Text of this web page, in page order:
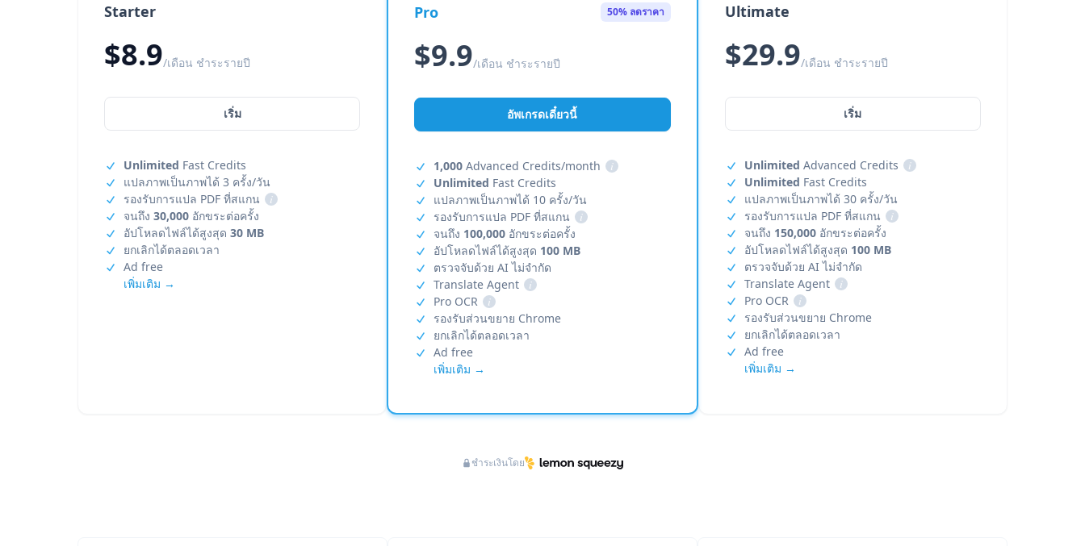
Starter
$8.9/เดือน ชำระรายปี
เริ่ม
Unlimited Fast Credits
แปลภาพเป็นภาพได้ 3 ครั้ง/วัน
รองรับการแปล PDF ที่สแกน
i
จนถึง 30,000 อักขระต่อครั้ง
อัปโหลดไฟล์ได้สูงสุด 30 MB
ยกเลิกได้ตลอดเวลา
Ad free
เพิ่มเติม →
Pro 50% ลดราคา
$9.9/เดือน ชำระรายปี
อัพเกรดเดี๋ยวนี้
1,000 Advanced Credits/month
i
Unlimited Fast Credits
แปลภาพเป็นภาพได้ 10 ครั้ง/วัน
รองรับการแปล PDF ที่สแกน
i
จนถึง 100,000 อักขระต่อครั้ง
อัปโหลดไฟล์ได้สูงสุด 100 MB
ตรวจจับด้วย AI ไม่จำกัด
Translate Agent
i
Pro OCR
i
รองรับส่วนขยาย Chrome
ยกเลิกได้ตลอดเวลา
Ad free
เพิ่มเติม →
Ultimate
$29.9/เดือน ชำระรายปี
เริ่ม
Unlimited Advanced Credits
i
Unlimited Fast Credits
แปลภาพเป็นภาพได้ 30 ครั้ง/วัน
รองรับการแปล PDF ที่สแกน
i
จนถึง 150,000อักขระต่อครั้ง
อัปโหลดไฟล์ได้สูงสุด 100 MB
ตรวจจับด้วย AI ไม่จำกัด
Translate Agent
i
Pro OCR
i
รองรับส่วนขยาย Chrome
ยกเลิกได้ตลอดเวลา
Ad free
เพิ่มเติม →
ชำระเงินโดย